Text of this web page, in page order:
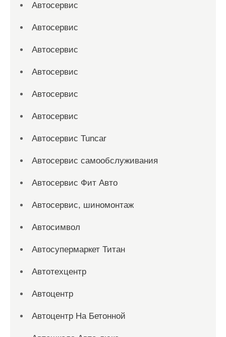
Автосервис
Автосервис
Автосервис
Автосервис
Автосервис
Автосервис
Автосервис Tuncar
Автосервис самообслуживания
Автосервис Фит Авто
Автосервис, шиномонтаж
Автосимвол
Автосупермаркет Титан
Автотехцентр
Автоцентр
Автоцентр На Бетонной